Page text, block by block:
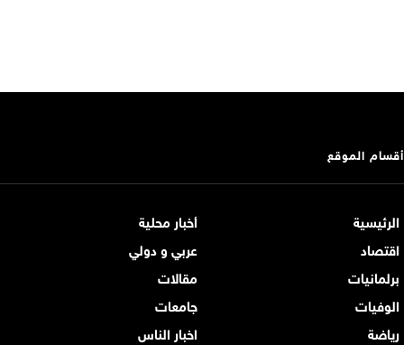
أقسام الموقع
الرئيسية
أخبار محلية
اقتصاد
عربي و دولي
برلمانيات
مقالات
الوفيات
جامعات
رياضة
اخبار الناس